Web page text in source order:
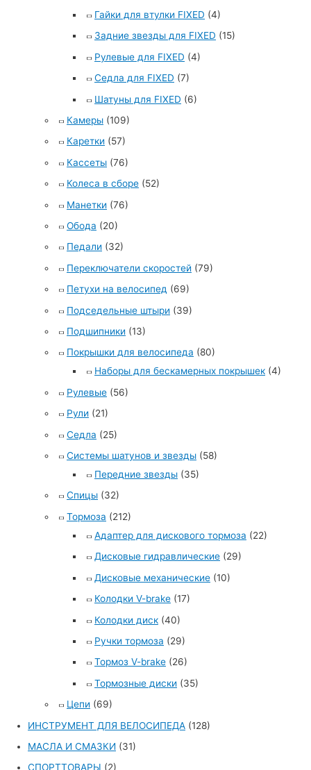
Гайки для втулки FIXED (4)
Задние звезды для FIXED (15)
Рулевые для FIXED (4)
Седла для FIXED (7)
Шатуны для FIXED (6)
Камеры (109)
Каретки (57)
Кассеты (76)
Колеса в сборе (52)
Манетки (76)
Обода (20)
Педали (32)
Переключатели скоростей (79)
Петухи на велосипед (69)
Подседельные штыри (39)
Подшипники (13)
Покрышки для велосипеда (80)
Наборы для бескамерных покрышек (4)
Рулевые (56)
Рули (21)
Седла (25)
Системы шатунов и звезды (58)
Передние звезды (35)
Спицы (32)
Тормоза (212)
Адаптер для дискового тормоза (22)
Дисковые гидравлические (29)
Дисковые механические (10)
Колодки V-brake (17)
Колодки диск (40)
Ручки тормоза (29)
Тормоз V-brake (26)
Тормозные диски (35)
Цепи (69)
ИНСТРУМЕНТ ДЛЯ ВЕЛОСИПЕДА (128)
МАСЛА И СМАЗКИ (31)
СПОРТТОВАРЫ (2)